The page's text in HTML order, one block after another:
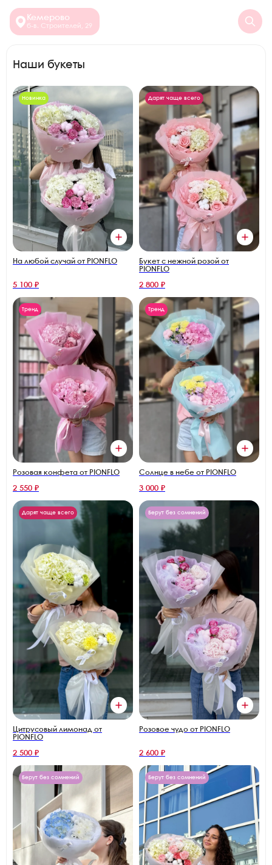
Кемерово
б-в. Строителей, 29
Наши букеты
Новинка
На любой случай от PIONFLO
5 100 ₽
Дарят чаще всего
Букет с нежной розой от
PIONFLO
2 800 ₽
Тренд
Розовая конфета от PIONFLO
2 550 ₽
Тренд
Солнце в небе от PIONFLO
3 000 ₽
Дарят чаще всего
Цитрусовый лимонад от
PIONFLO
2 500 ₽
Берут без сомнений
Розовое чудо от PIONFLO
2 600 ₽
Берут без сомнений Берут без сомнений